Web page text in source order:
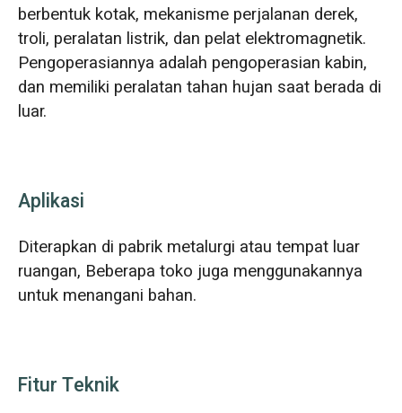
berbentuk kotak, mekanisme perjalanan derek,
troli, peralatan listrik, dan pelat elektromagnetik.
Pengoperasiannya adalah pengoperasian kabin,
dan memiliki peralatan tahan hujan saat berada di
luar.
Aplikasi
Diterapkan di pabrik metalurgi atau tempat luar
ruangan, Beberapa toko juga menggunakannya
untuk menangani bahan.
Fitur Teknik